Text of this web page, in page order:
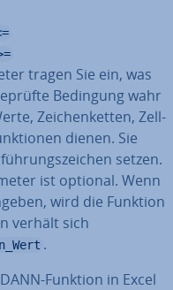
tragen Sie ein, was
Bedingung wahr
Zei­chen­ket­ten, Zell­
dienen. Sie
setzen.
ist optional. Wenn
wird die Funktion
verhält sich
.
Funktion in Excel